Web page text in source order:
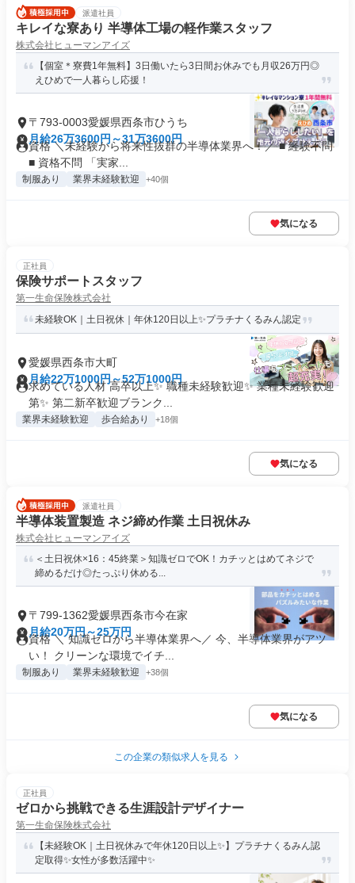
派遣社員
キレイな寮あり 半導体工場の軽作業スタッフ
株式会社ヒューマンアイズ
【個室＊寮費1年無料】3日働いたら3日間お休みでも月収26万円◎
えひめで一人暮らし応援！
〒793-0003愛媛県西条市ひうち
月給26万3600円～31万3600円
資格 ＼未経験から将来性抜群の半導体業界へ！／ ■ 経験不問
■ 資格不問 「実家...
制服あり 業界未経験歓迎 +40個
気になる
正社員
保険サポートスタッフ
第一生命保険株式会社
未経験OK｜土日祝休｜年休120日以上✨プラチナくるみん認定
愛媛県西条市大町
月給22万1000円～52万1000円
求めている人材 高卒以上✨ 職種未経験歓迎✨ 業種未経験歓迎
第✨ 第二新卒歓迎ブランク...
業界未経験歓迎 歩合給あり +18個
気になる
派遣社員
半導体装置製造 ネジ締め作業 土日祝休み
株式会社ヒューマンアイズ
＜土日祝休×16：45終業＞知識ゼロでOK！カチッとはめてネジで
締めるだけ◎たっぷり休める...
〒799-1362愛媛県西条市今在家
月給20万円～25万円
資格 ＼ 知識ゼロから半導体業界へ／ 今、半導体業界がアツ
い！ クリーンな環境でイチ...
制服あり 業界未経験歓迎 +38個
気になる
この企業の類似求人を見る
正社員
ゼロから挑戦できる生涯設計デザイナー
第一生命保険株式会社
【未経験OK｜土日祝休みで年休120日以上✨】プラチナくるみん認
定取得✨女性が多数活躍中✨